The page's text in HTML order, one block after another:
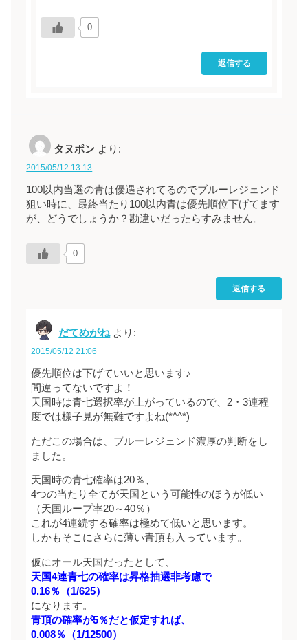
0
返信する
タヌポン より:
2015/05/12 13:13
100以内当選の青は優遇されてるのでブルーレジェンド
狙い時に、最終当たり100以内青は優先順位下げてます
が、どうでしょうか？勘違いだったらすみません。
0
返信する
だてめがね より:
2015/05/12 21:06
優先順位は下げていいと思います♪
間違ってないですよ！
天国時は青七選択率が上がっているので、2・3連程
度では様子見が無難ですよね(*^^*)
ただこの場合は、ブルーレジェンド濃厚の判断をし
ました。
天国時の青七確率は20％、
4つの当たり全てが天国という可能性のほうが低い
（天国ループ率20～40％）
これが4連続する確率は極めて低いと思います。
しかもそこにさらに薄い青頂も入っています。
仮にオール天国だったとして、
天国4連青七の確率は昇格抽選非考慮で
0.16％（1/625）
になります。
青頂の確率が5％だと仮定すれば、
0.008％（1/12500）